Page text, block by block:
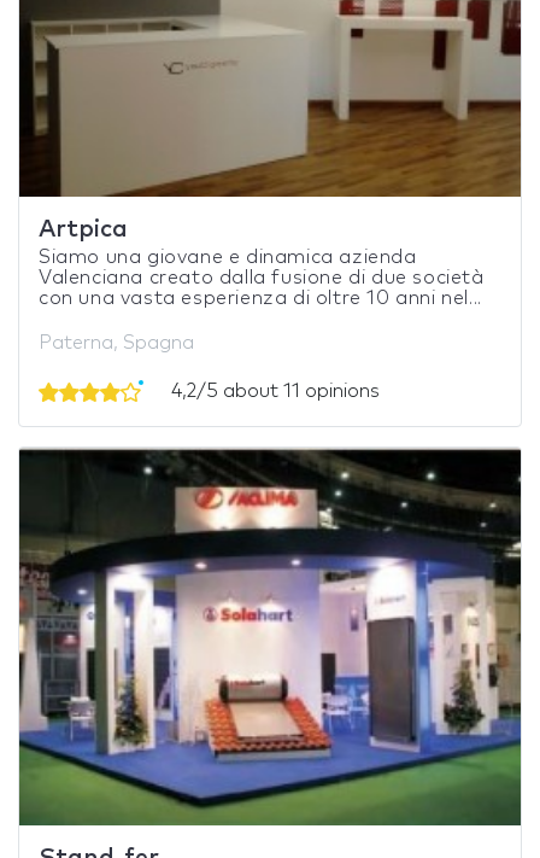
Artpica
Siamo una giovane e dinamica azienda
Valenciana creato dalla fusione di due società
con una vasta esperienza di oltre 10 anni nel...
Paterna, Spagna
4,2/5 about 11 opinions